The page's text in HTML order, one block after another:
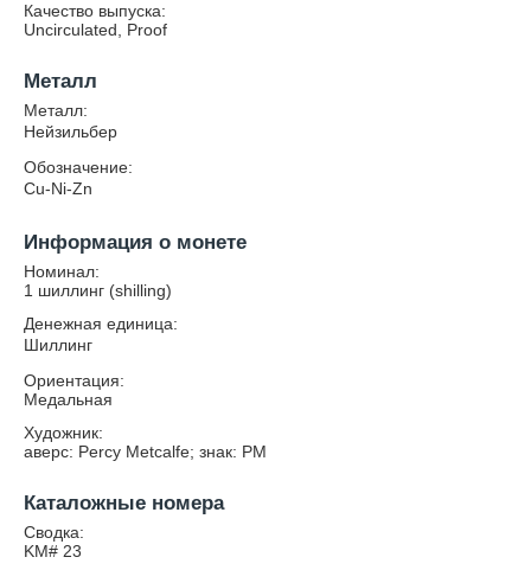
Качество выпуска:
Uncirculated, Proof
Металл
Металл:
Нейзильбер
Обозначение:
Cu-Ni-Zn
Информация о монете
Номинал:
1 шиллинг (shilling)
Денежная единица:
Шиллинг
Ориентация:
Медальная
Художник:
аверс: Percy Metcalfe; знак: PM
Каталожные номера
Сводка:
KM# 23